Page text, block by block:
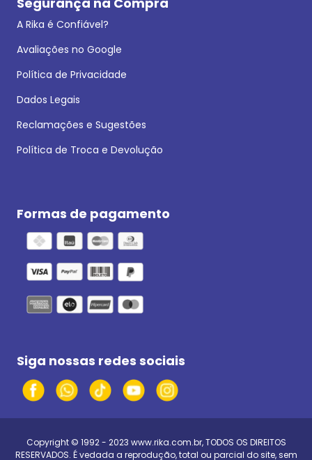
A Rika é Confiável?
Avaliações no Google
Política de Privacidade
Dados Legais
Reclamações e Sugestões
Política de Troca e Devolução
Formas de pagamento
Siga nossas redes sociais
Copyright © 1992 - 2023 www.rika.com.br, TODOS OS DIREITOS
RESERVADOS. É vedada a reprodução, total ou parcial do site, sem